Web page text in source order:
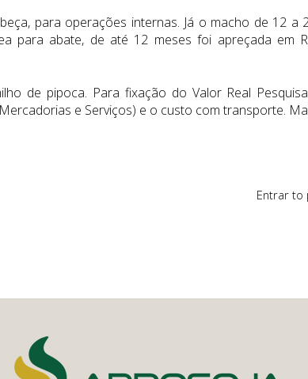
para operações internas. Já o macho de 12 a
para abate, de até 12 meses foi apreçada em
de pipoca. Para fixação do Valor Real
e Serviços) e o custo com transporte.
Entrar to